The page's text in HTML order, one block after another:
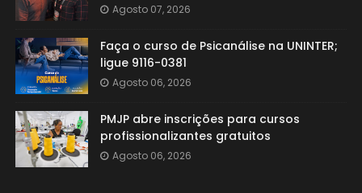
Agosto 07, 2026
Faça o curso de Psicanálise na UNINTER;
ligue 9116-0381
Agosto 06, 2026
PMJP abre inscrições para cursos
profissionalizantes gratuitos
Agosto 06, 2026